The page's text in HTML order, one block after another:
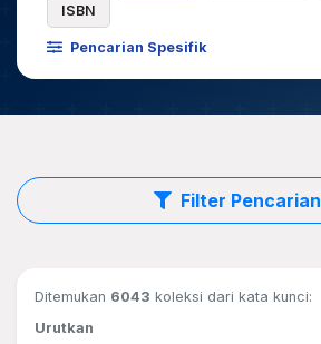
ISBN
Pencarian Spesifik
Filter Pencarian
Ditemukan 6043 koleksi dari kata kunci:
Urutkan